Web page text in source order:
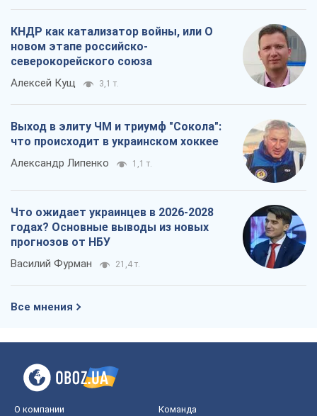
КНДР как катализатор войны, или О
новом этапе российско-
северокорейского союза
Алексей Кущ 3,1 т.
Выход в элиту ЧМ и триумф "Сокола":
что происходит в украинском хоккее
Александр Липенко 1,1 т.
Что ожидает украинцев в 2026-2028
годах? Основные выводы из новых
прогнозов от НБУ
Василий Фурман 21,4 т.
Все мнения
О компании Команда